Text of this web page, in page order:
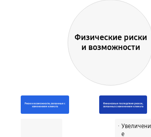
Физические риски
и возможности
Риски и возможности, связанные с
изменением климата
Финансовые последствия рисков,
связанных с изменением климата
Увеличени
е